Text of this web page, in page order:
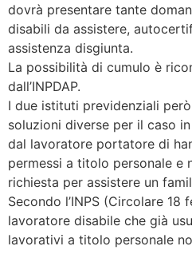
dovrà presentare tante
disabili da assistere,
assistenza disgiunta.
La possibilità di cumulo è
dall’INPDAP.
I due istituti previdenziali
soluzioni diverse per il caso
dal lavoratore portatore di
permessi a titolo personale e
richiesta per assistere un
Secondo l’INPS (Circolare 18
lavoratore disabile che già
lavorativi a titolo personale